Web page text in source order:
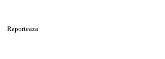
Raporteaza